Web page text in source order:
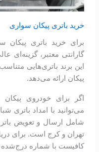
خرید باتری پیکان سواری
برای خرید باتری پیکان
گارانتی معتبر، گزینه‌ای
این برند باتری‌هایی
پیکان ارائه می‌دهد.
اگر برای خودروی پیکان
می‌توانید با امداد باتری
شامل ارسال و تعویض
تهران و کرج است. برای
کافیست با شماره درج‌شده